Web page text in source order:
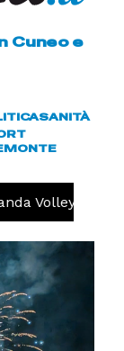
Cuneo e
SANITÀ
e VIDEO)